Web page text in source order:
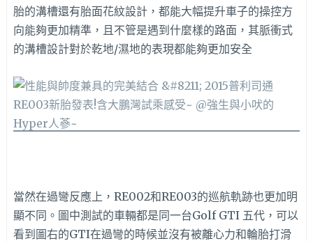
胎的溝槽還有胎面花紋設計，都能大幅提升車子的操控方
向能夠更加精準，且不管是遇到什麼樣的路面，其脈衝式
的溝槽設計對於乾地/濕地的表現都能夠更加安全
當然在過彎反應上，RE002和RE003的巡航軌跡也更加明
顯不同。圖中測試的車輛都是同一台Golf GTI 五代，可以
看到圖右的GTI在過彎的時候並沒有被離心力和輪胎打滑